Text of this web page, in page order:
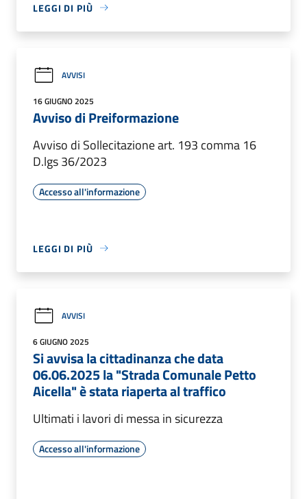
LEGGI DI PIÙ
AVVISI
16 GIUGNO 2025
Avviso di Preiformazione
Avviso di Sollecitazione art. 193 comma 16
D.lgs 36/2023
Accesso all'informazione
LEGGI DI PIÙ
AVVISI
6 GIUGNO 2025
Si avvisa la cittadinanza che data
06.06.2025 la "Strada Comunale Petto
Aicella" è stata riaperta al traffico
Ultimati i lavori di messa in sicurezza
Accesso all'informazione